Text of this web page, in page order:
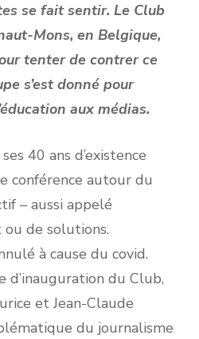
se fait sentir. Le Club
Mons, en Belgique,
tenter de contrer ce
s’est donné pour
aux médias.
40 ans d’existence
conférence autour du
– aussi appelé
ou de solutions.
à cause du covid.
d’inauguration du Club,
et Jean-Claude
du journalisme